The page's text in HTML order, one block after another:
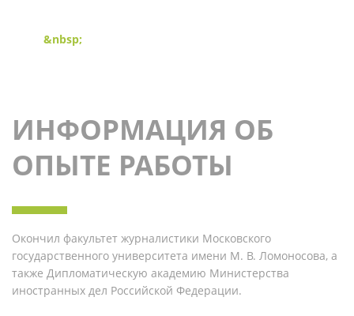
&nbsp;
ИНФОРМАЦИЯ ОБ
ОПЫТЕ РАБОТЫ
Окончил факультет журналистики Московского
государственного университета имени М. В. Ломоносова, а
также Дипломатическую академию Министерства
иностранных дел Российской Федерации.